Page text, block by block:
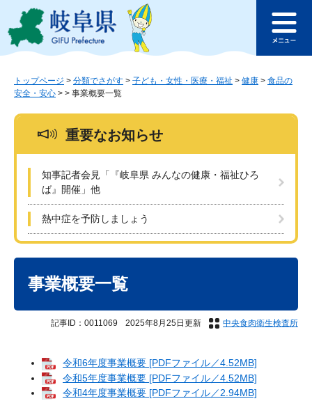
ジ
ュ
このページの本文へ
ュ
トップページ > 分類でさがす > 子ども・女性・医療・福祉 > 健康 > 食品の
安全・安心 > > 事業概要一覧
重要なお知らせ
知事記者会見「『岐阜県 みんなの健康・福祉ひろ
ば』開催」他
熱中症を予防しましょう
事業概要一覧
記事ID：0011069 2025年8月25日更新 中央食肉衛生検査所
令和6年度事業概要 [PDFファイル／4.52MB]
令和5年度事業概要 [PDFファイル／4.52MB]
令和4年度事業概要 [PDFファイル／2.94MB]